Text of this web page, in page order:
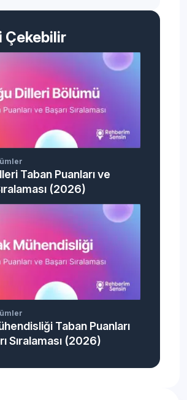
Çekebilir
Taban Puanları ve
(2026)
Taban Puanları
Sıralaması (2026)